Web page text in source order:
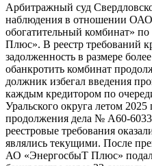
Арбитражный суд
наблюдения в отношении
обогатительный комбинат»
Плюс». В реестр требований
задолженность в размере
обанкротить комбинат
должник избегал введения
каждым кредитором по
Уральского округа летом 2025
продолжения дела № А60-
реестровые требования
являлись текущими. После
АО «ЭнергосбыТ Плюс»